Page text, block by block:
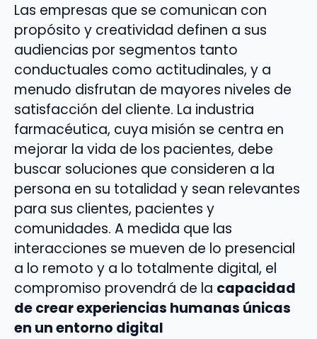
Las empresas que se comunican con
propósito y creatividad definen a sus
audiencias por segmentos tanto
conductuales como actitudinales, y a
menudo disfrutan de mayores niveles de
satisfacción del cliente. La industria
farmacéutica, cuya misión se centra en
mejorar la vida de los pacientes, debe
buscar soluciones que consideren a la
persona en su totalidad y sean relevantes
para sus clientes, pacientes y
comunidades. A medida que las
interacciones se mueven de lo presencial
a lo remoto y a lo totalmente digital, el
compromiso provendrá de la capacidad
de crear experiencias humanas únicas
en un entorno digital